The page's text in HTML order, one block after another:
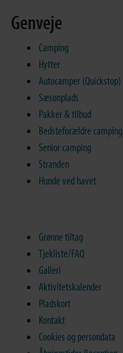
Genveje
Camping
Hytter
Autocamper (Quickstop)
Sæsonplads
Pakker & tilbud
Bedsteforældre camping
Senior camping
Stranden
Hunde ved havet
Grønne tiltag
Tjekliste/FAQ
Galleri
Aktivitetskalender
Pladskort
Kontakt
Cookies og persondata